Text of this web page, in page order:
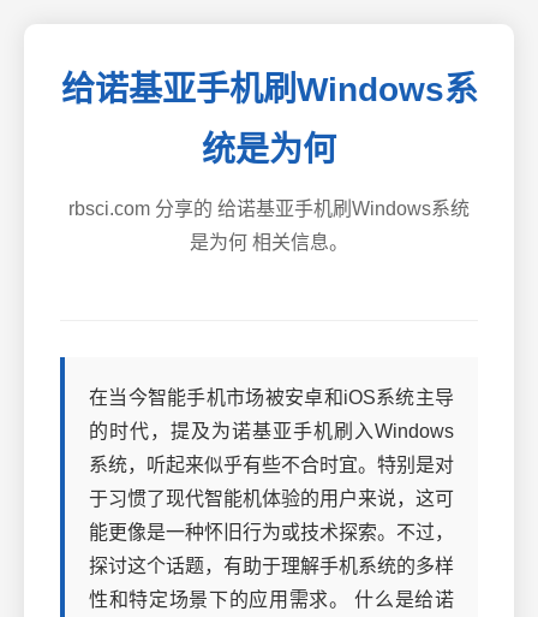
给诺基亚手机刷Windows系
统是为何
rbsci.com 分享的 给诺基亚手机刷Windows系统
是为何 相关信息。
在当今智能手机市场被安卓和iOS系统主导
的时代，提及为诺基亚手机刷入Windows
系统，听起来似乎有些不合时宜。特别是对
于习惯了现代智能机体验的用户来说，这可
能更像是一种怀旧行为或技术探索。不过，
探讨这个话题，有助于理解手机系统的多样
性和特定场景下的应用需求。 什么是给诺